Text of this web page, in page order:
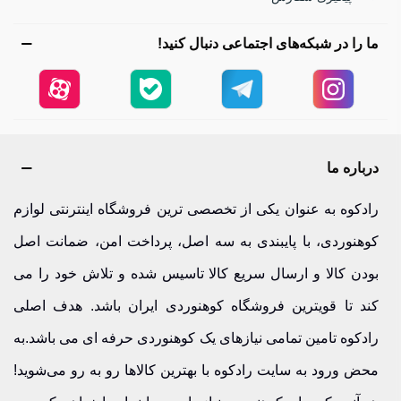
بندهای قابل تنظیم و محکم داشته باشد
کوله‌ای مثل کوله دوچرخه‌سواری 28 لیتری قایا دقیقاً برای همین
شرایط طراحی شده، سبک، جادار، مقاوم و مناسب مسیرهای
طولانی.
ما را در شبکه‌های اجتماعی دنبال کنید!
درباره ما
رادکوه به عنوان یکی از تخصصی ترین فروشگاه اینترنتی لوازم
کوهنوردی، با پایبندی به سه اصل، پرداخت امن، ضمانت اصل
بودن کالا و ارسال سریع کالا تاسیس شده و تلاش خود را می
کند تا قویترین فروشگاه کوهنوردی ایران باشد. هدف اصلی
رادکوه تامین تمامی نیازهای یک کوهنوردی حرفه ای می باشد.به
محض ورود به سایت رادکوه با بهترین کالاها رو به رو می‌شوید!